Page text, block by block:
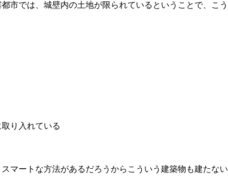
市では、城壁内の土地が限られているということで、こ
り入れている
マートな方法があるだろうからこういう建築物も建たない